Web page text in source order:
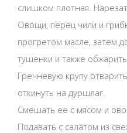
слишком плотная.
Овощи, перец чили и
прогретом масле, затем
тушенки и также обжарить.
Гречневую крупу
откинуть на дуршлаг.
Смешать ее с мясом и
Подавать с салатом из